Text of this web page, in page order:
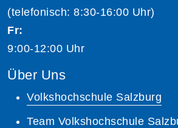
(telefonisch: 8:30-16:00 Uhr)
Fr:
9:00-12:00 Uhr
Über Uns
Volkshochschule Salzburg
Team Volkshochschule